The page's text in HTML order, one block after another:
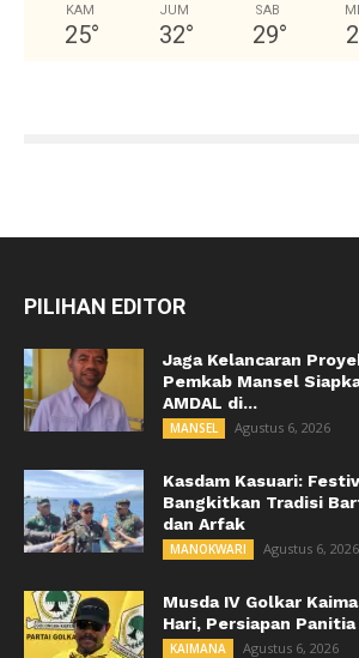
KAM
25°
JUM
32°
SAB
29°
PILIHAN EDITOR
Jaga Kelancaran
Pemkab Mansel
AMDAL di...
MANSEL Agustus 6, 2026
Kasdam Kasuari:
Bangkitkan Tradisi
dan Arfak
MANOKWARI Agustus 6, 2026
Musda IV Golkar
Hari, Persiapan Panitia
KAIMANA Agustus 6, 2026